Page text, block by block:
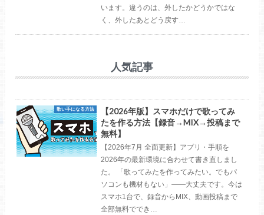
います。違うのは、外したかどうかではな
く、外したあとどう戻す…
人気記事
歌い手になる方法
【2026年版】スマホだけで歌ってみ
たを作る方法【録音→MIX→投稿まで
無料】
【2026年7月 全面更新】アプリ・手順を
2026年の最新環境に合わせて書き直しまし
た。 「歌ってみたを作ってみたい。でもパ
ソコンも機材もない」――大丈夫です。今は
スマホ1台で、録音からMIX、動画投稿まで
全部無料ででき…